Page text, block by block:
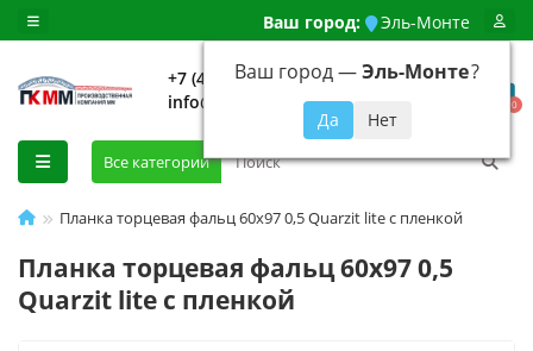
Ваш город: Эль-Монте
Ваш город —Эль-Монте?
+7 (499) 648-92-94
info@evroshtaketnikmoskva.ru
0
Все категории
Планка торцевая фальц 60х97 0,5 Quarzit lite с пленкой
Планка торцевая фальц 60х97 0,5
Quarzit lite с пленкой